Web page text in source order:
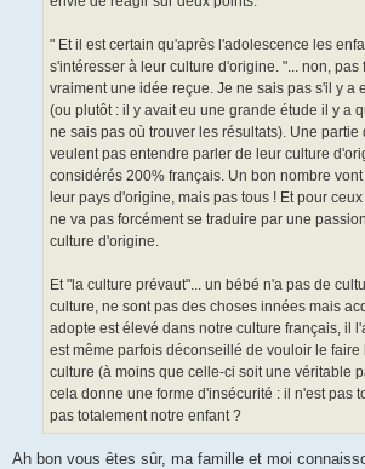
" Et il est certain qu'après l'adolescence les
s'intéresser à leur culture d'origine. "... non, pas
vraiment une idée reçue. Je ne sais pas s'il y a
(ou plutôt : il y avait eu une grande étude il y a
ne sais pas où trouver les résultats). Une partie
veulent pas entendre parler de leur culture
considérés 200% français. Un bon nombre
leur pays d'origine, mais pas tous ! Et pour
ne va pas forcément se traduire par une
culture d'origine.
Et "la culture prévaut"... un bébé n'a pas de
culture, ne sont pas des choses innées mais
adopte est élevé dans notre culture français, il
est même parfois déconseillé de vouloir le
culture (à moins que celle-ci soit une véritable
cela donne une forme d'insécurité : il n'est pas
pas totalement notre enfant ?
Ah bon vous êtes sûr, ma famille et moi